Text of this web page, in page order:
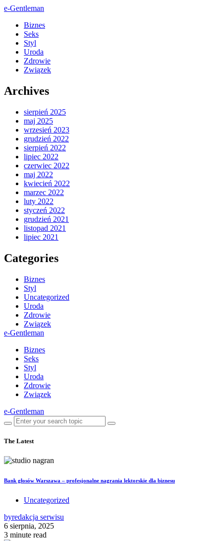
e-Gentleman
Biznes
Seks
Styl
Uroda
Zdrowie
Związek
Archives
sierpień 2025
maj 2025
wrzesień 2023
grudzień 2022
sierpień 2022
lipiec 2022
czerwiec 2022
maj 2022
kwiecień 2022
marzec 2022
luty 2022
styczeń 2022
grudzień 2021
listopad 2021
lipiec 2021
Categories
Biznes
Styl
Uncategorized
Uroda
Zdrowie
Związek
e-Gentleman
Biznes
Seks
Styl
Uroda
Zdrowie
Związek
e-Gentleman
The Latest
Bank głosów Warszawa – profesjonalne nagrania lektorskie dla biznesu
Uncategorized
byredakcja serwisu
6 sierpnia, 2025
3 minute read